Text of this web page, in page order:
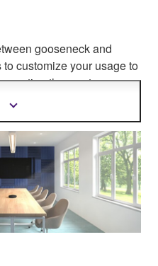
gooseneck and
customize your usage to
creating the most
space without worrying
Mostrar